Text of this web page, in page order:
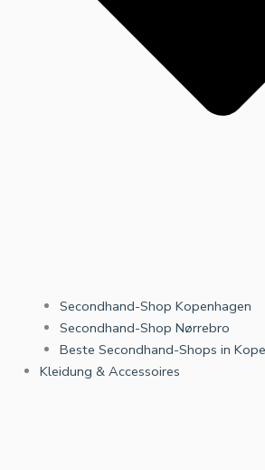
Secondhand-Shop Kopenhagen
Secondhand-Shop Nørrebro
Beste Secondhand-Shops in
Kleidung & Accessoires